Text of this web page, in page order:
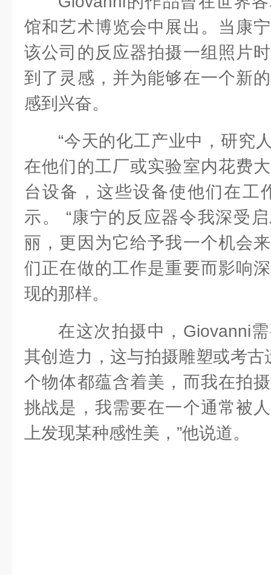
馆和艺术博览会中展出。当康
该公司的反应器拍摄一组照片
到了灵感，并为能够在一个新
感到兴奋。
“今天的化工产业中，研究
在他们的工厂或实验室内花费
台设备，这些设备使他们在工
示。 “康宁的反应器令我深受
丽，更因为它给予我一个机会
们正在做的工作是重要而影响
现的那样。
在这次拍摄中，Giovanni
其创造力，这与拍摄雕塑或考古
个物体都蕴含着美，而我在拍
挑战是，我需要在一个通常被
上发现某种感性美，”他说道。